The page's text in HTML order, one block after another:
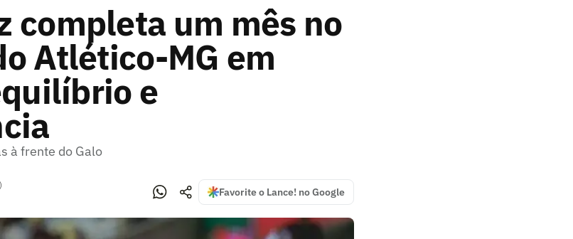
completa um mês no
Atlético-MG em
e
à frente do Galo
Favorite o Lance! no Google